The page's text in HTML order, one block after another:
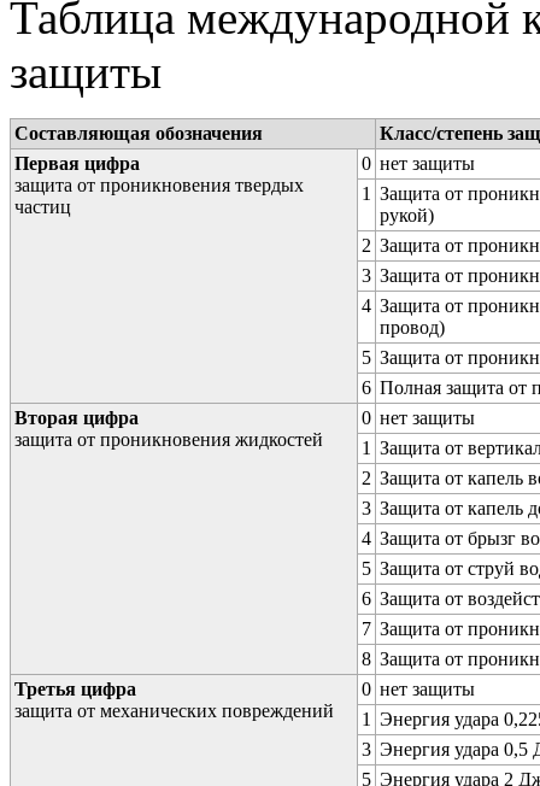
Таблица международной
защиты
Составляющая обозначения
Класс/степень
Первая цифра
защита от проникновения твердых
частиц
0 нет защиты
1 Защита от
рукой)
2 Защита от
3 Защита от
4 Защита от
провод)
5 Защита от
6 Полная защита от
Вторая цифра
защита от проникновения жидкостей
0 нет защиты
1 Защита от
2 Защита от капель
3 Защита от капель
4 Защита от брызг
5 Защита от струй
6 Защита от
7 Защита от
8 Защита от
Третья цифра
защита от механических повреждений
0 нет защиты
1 Энергия удара
3 Энергия удара 0,5
5 Энергия удара 2